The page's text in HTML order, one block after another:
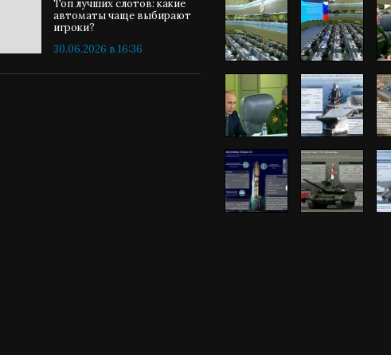
Топ лучших слотов: какие
автоматы чаще выбирают
игроки?
30.06.2026 в 16:36